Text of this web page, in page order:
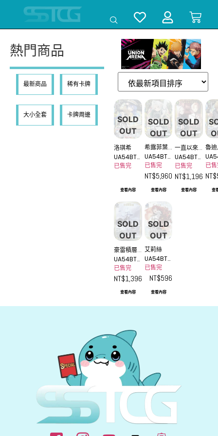
熱門商品
最新商品 稀有卡牌
大小全套 卡牌周邊
SOLD
OUT
洛琪希
UA54BT_
MST-1-TB
已售完
查看內容
SOLD
OUT
希露菲葉
特
UA54BT_
MST-1-0
60_2SR
已售完
NT$5,960
查看內容
SOLD
OUT
一直以來
謝謝你們
UA54BT_
MST-1-07
7_2U★
已售完
NT$1,196
查看內容
魯
已
NT$
查
SOLD
OUT
豪雷積層
雲
UA54BT_
MST-1-03
6_2U★
已售完
NT$1,396
查看內容
SOLD
OUT
艾莉絲
UA54BT_
MST-1-0
07_2SR
已售完
NT$596
查看內容